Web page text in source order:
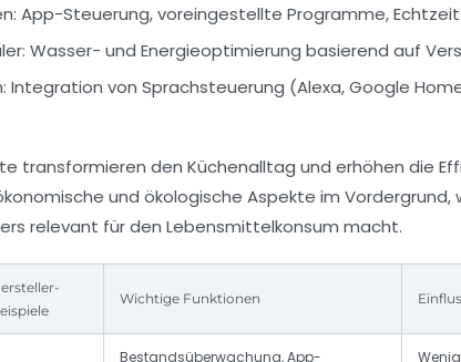
: App-Steuerung, voreingestellte Programme,
: Wasser- und Energieoptimierung basierend auf
: Integration von Sprachsteuerung (Alexa, Google
transformieren den Küchenalltag und erhöhen die
und ökologische Aspekte im Vordergrund,
relevant für den Lebensmittelkonsum macht.
Wichtige Funktionen
Bestandsüberwachung, App-